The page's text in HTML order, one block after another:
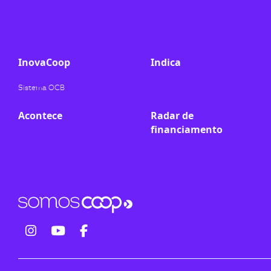
InovaCoop
Sistema OCB
Acontece
Indica
Radar de
financiamento
fab fabfab